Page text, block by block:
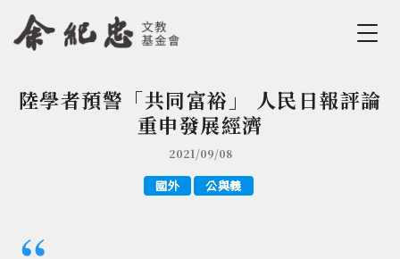
Jump to Navigation
Jump to Main content
您在這裡
陸學者預警「共同富裕」 人民日報評論
重申發展經濟
2021/09/08
國外 公與義